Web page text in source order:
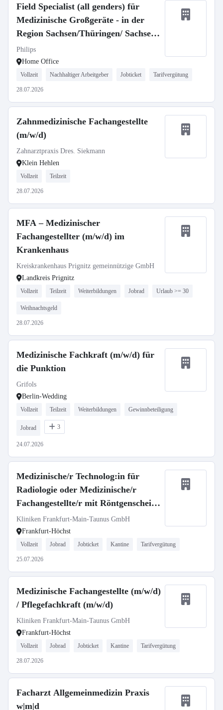
Field Specialist (all genders) für
Medizinische Großgeräte - in der
Region Sachsen/Thüringen/ Sachsen-
Anh.
Philips
Home Office
Vollzeit Nachhaltiger Arbeitgeber Jobticket Tarifvergütung
28.07.2026
Zahnmedizinische Fachangestellte
(m/w/d)
Zahnarztpraxis Dres. Siekmann
Klein Hehlen
Vollzeit Teilzeit
28.07.2026
MFA – Medizinischer
Fachangestellter (m/w/d) im
Krankenhaus
Kreiskrankenhaus Prignitz gemeinnützige GmbH
Landkreis Prignitz
Vollzeit Teilzeit Weiterbildungen Jobrad Urlaub >= 30
Weihnachtsgeld
28.07.2026
Medizinische Fachkraft (m/w/d) für
die Punktion
Grifols
Berlin-Wedding
Vollzeit Teilzeit Weiterbildungen Gewinnbeteiligung
Jobrad 3
24.07.2026
Medizinische/r Technolog:in für
Radiologie oder Medizinische/r
Fachangestellte/r mit Röntgenschein
(m/w/d)
Kliniken Frankfurt-Main-Taunus GmbH
Frankfurt-Höchst
Vollzeit Jobrad Jobticket Kantine Tarifvergütung
25.07.2026
Medizinische Fachangestellte (m/w/d)
/ Pflegefachkraft (m/w/d)
Kliniken Frankfurt-Main-Taunus GmbH
Frankfurt-Höchst
Vollzeit Jobrad Jobticket Kantine Tarifvergütung
28.07.2026
Facharzt Allgemeinmedizin Praxis
w|m|d